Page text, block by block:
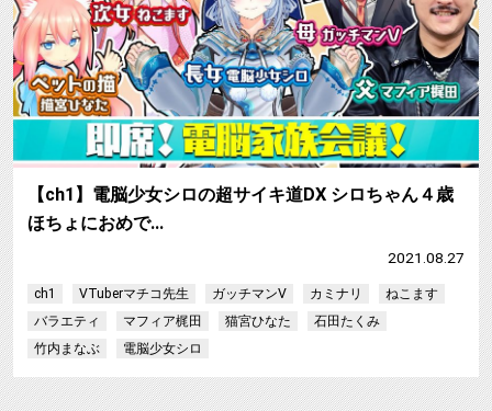
【ch1】電脳少女シロの超サイキ道DX シロちゃん４歳
ほちょにおめで…
2021.08.27
ch1 VTuberマチコ先生 ガッチマンV カミナリ
ねこます
バラエティ
マフィア梶田 猫宮ひなた
石田たくみ
竹内まなぶ
電脳少女シロ